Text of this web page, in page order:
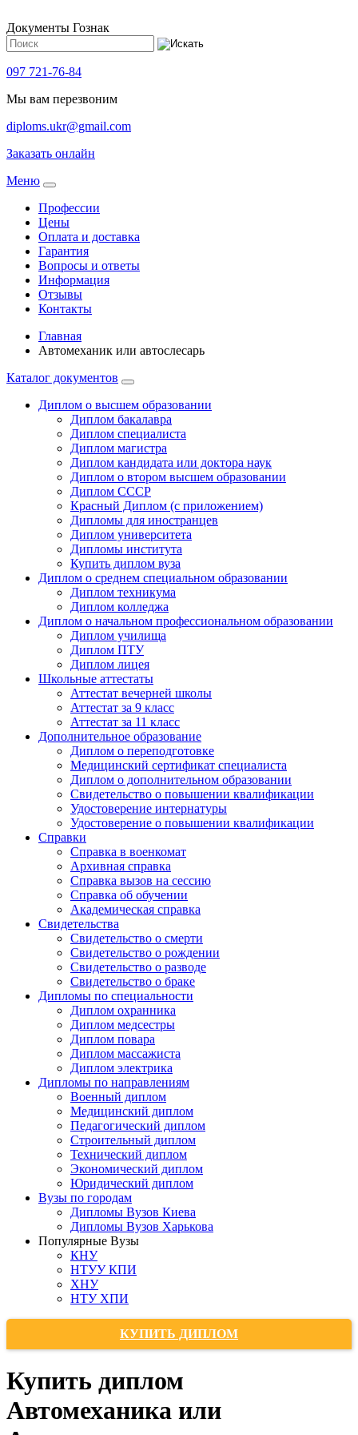
Документы Гознак
097 721-76-84
Мы вам перезвоним
diploms.ukr@gmail.com
Заказать онлайн
Meню
Профессии
Цены
Оплата и доставка
Гарантия
Вопросы и ответы
Информация
Отзывы
Контакты
Главная
Автомеханик или автослесарь
Каталог документов
Диплом о высшем образовании
Диплом бакалавра
Диплом специалиста
Диплом магистра
Диплом кандидата или доктора наук
Диплом о втором высшем образовании
Диплом СССР
Красный Диплом (с приложением)
Дипломы для иностранцев
Диплом университета
Дипломы института
Купить диплом вуза
Диплом о среднем специальном образовании
Диплом техникума
Диплом колледжа
Диплом о начальном профессиональном oбразовании
Диплом училища
Диплом ПТУ
Диплом лицея
Школьные аттестаты
Аттестат вечерней школы
Аттестат за 9 класс
Аттестат за 11 класс
Дополнительное образование
Диплом о переподготовке
Медицинский сертификат специалиста
Диплом о дополнительном образовании
Свидетельство о повышении квалификации
Удостоверение интернатуры
Удостоверение о повышении квалификации
Справки
Справка в военкомат
Архивная справка
Справка вызов на сессию
Справка об обучении
Академическая справка
Свидетельства
Свидетельство о смерти
Свидетельство о рождении
Свидетельство о разводе
Свидетельство о браке
Дипломы по специальности
Диплом охранника
Диплом медсестры
Диплом повара
Диплом массажиста
Диплом электрика
Дипломы по направлениям
Военный диплом
Медицинский диплом
Педагогический диплом
Строительный диплом
Технический диплом
Экономический диплом
Юридический диплом
Вузы по городам
Дипломы Вузов Киева
Дипломы Вузов Харькова
Популярные Вузы
КНУ
НТУУ КПИ
ХНУ
НТУ ХПИ
КУПИТЬ ДИПЛОМ
Купить диплом
Автомеханика или